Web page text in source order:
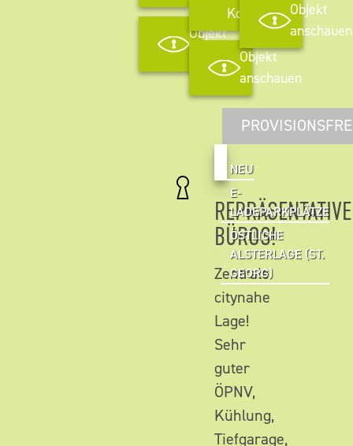
Objekt
anschauen
Kontakt
Objekt
anschauen
Objekt
anschauen
NEU
E-
LADEPARKPLÄTZE
ÖSTLICHE
ALSTERLAGE (ST.
GEORG)
REPRÄSENTATIVE
BÜROS!
Zentrale
citynahe
Lage!
Sehr
guter
ÖPNV,
Kühlung,
Tiefgarage,